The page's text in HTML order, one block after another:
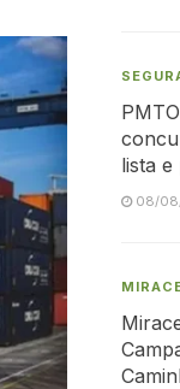
lista e
08/